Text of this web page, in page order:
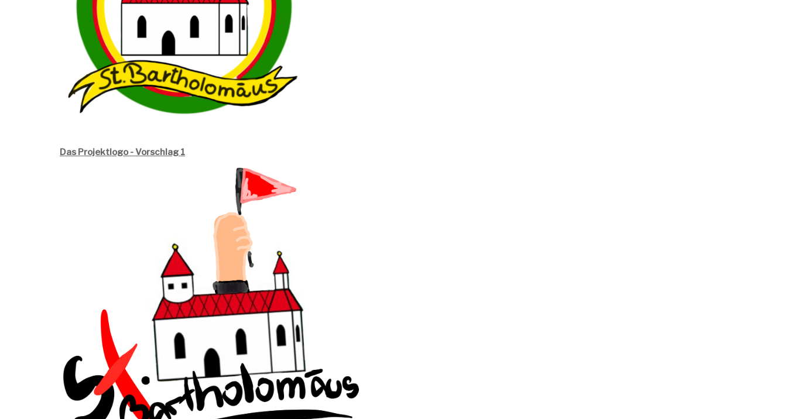
Das Projektlogo - Vorschlag 1